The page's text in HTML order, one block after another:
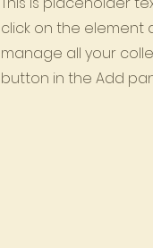
click on the element
manage all your
button in the Add